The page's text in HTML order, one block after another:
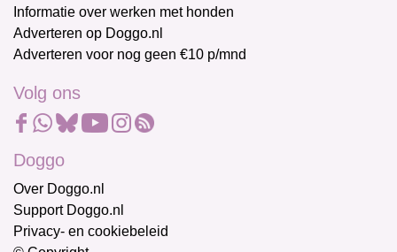
Informatie over werken met honden
Adverteren op Doggo.nl
Adverteren voor nog geen €10 p/mnd
Volg ons
Doggo
Over Doggo.nl
Support Doggo.nl
Privacy- en cookiebeleid